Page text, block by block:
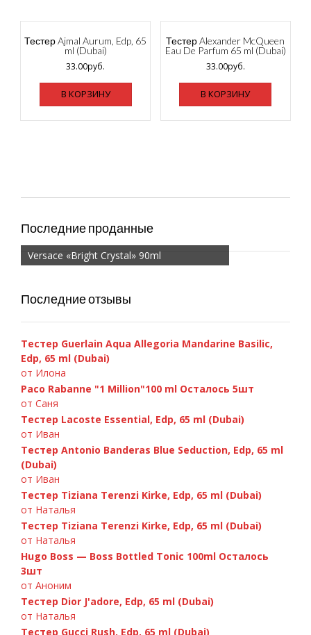
Тестер Ajmal Aurum, Edp, 65
ml (Dubai)
33.00руб.
В КОРЗИНУ
Тестер Alexander McQueen
Eau De Parfum 65 ml (Dubai)
33.00руб.
В КОРЗИНУ
Последние проданные
Versace «Bright Crystal» 90ml
Последние отзывы
Тестер Guerlain Aqua Allegoria Mandarine Basilic,
Edp, 65 ml (Dubai)
от Илона
Paco Rabanne "1 Million"100 ml Осталось 5шт
от Саня
Тестер Lacoste Essential, Edp, 65 ml (Dubai)
от Иван
Тестер Antonio Banderas Blue Seduction, Edp, 65 ml
(Dubai)
от Иван
Тестер Tiziana Terenzi Kirke, Edp, 65 ml (Dubai)
от Наталья
Тестер Tiziana Terenzi Kirke, Edp, 65 ml (Dubai)
от Наталья
Hugo Boss — Boss Bottled Tonic 100ml Осталось
3шт
от Аноним
Тестер Dior J'adore, Edp, 65 ml (Dubai)
от Наталья
Тестер Gucci Rush, Edp, 65 ml (Dubai)